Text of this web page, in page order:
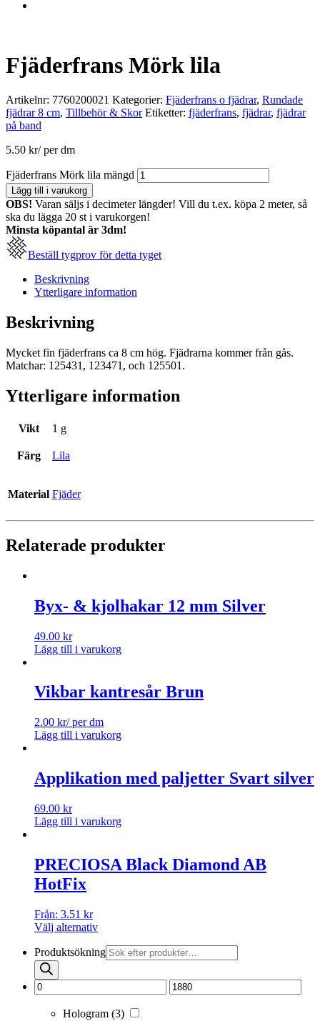
Fjäderfrans Mörk lila
Artikelnr: 7760200021 Kategorier: Fjäderfrans o fjädrar, Rundade
fjädrar 8 cm, Tillbehör & Skor Etiketter: fjäderfrans, fjädrar, fjädrar
på band
5.50 kr/ per dm
Fjäderfrans Mörk lila mängd
Lägg till i varukorg
OBS! Varan säljs i decimeter längder! Vill du t.ex. köpa 2 meter, så
ska du lägga 20 st i varukorgen!
Minsta köpantal är 3dm!
Beställ tygprov för detta tyget
Beskrivning
Ytterligare information
Beskrivning
Mycket fin fjäderfrans ca 8 cm hög. Fjädrarna kommer från gås.
Matchar: 125431, 123471, och 125501.
Ytterligare information
Vikt 1 g
Färg Lila
Material Fjäder
Relaterade produkter
Byx- & kjolhakar 12 mm Silver
49.00 kr
Lägg till i varukorg
Vikbar kantresår Brun
2.00 kr/ per dm
Lägg till i varukorg
Applikation med paljetter Svart silver
69.00 kr
Lägg till i varukorg
PRECIOSA Black Diamond AB
HotFix
Från: 3.51 kr
Välj alternativ
Produktsökning
Hologram (3)